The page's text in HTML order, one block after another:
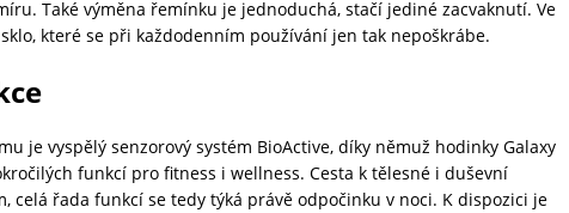
Také výměna řemínku je jednoduchá, stačí jediné zacvaknutí. Ve
které se při každodenním používání jen tak nepoškrábe.
je vyspělý senzorový systém BioActive, díky němuž hodinky Galaxy
funkcí pro fitness i wellness. Cesta k tělesné i duševní
celá řada funkcí se tedy týká právě odpočinku v noci. K dispozici je